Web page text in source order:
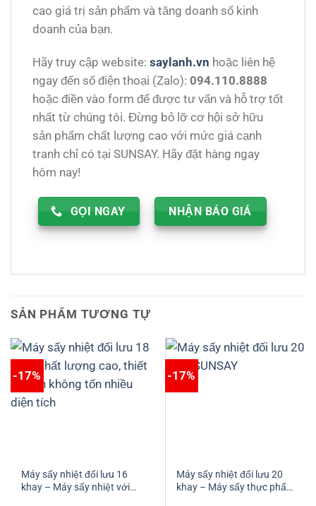
cao giá trị sản phẩm và tăng doanh số kinh
doanh của bạn.
Hãy truy cập website: saylanh.vn hoặc liên hệ
ngay đến số điện thoại (Zalo): 094.110.8888
hoặc điền vào form để được tư vấn và hỗ trợ tốt
nhất từ chúng tôi. Đừng bỏ lỡ cơ hội sở hữu
sản phẩm chất lượng cao với mức giá cạnh
tranh chỉ có tại SUNSAY. Hãy đặt hàng ngay
hôm nay!
GỌI NGAY NHẬN BÁO GIÁ
SẢN PHẨM TƯƠNG TỰ
-17%
Máy sấy nhiệt đối lưu 16
khay – Máy sấy nhiệt với
-17%
Máy sấy nhiệt đối lưu 20
khay – Máy sấy thực phẩm